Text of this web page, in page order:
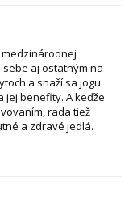
aj ostatným na
a snaží sa jogu
benefity. A keďže
rada tiež
a zdravé jedlá.